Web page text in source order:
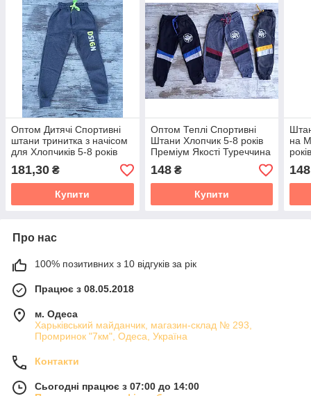
Оптом Дитячі Спортивні
штани тринитка з начісом
для Хлопчиків 5-8 років
Турция
181,30 ₴
Купити
Оптом Теплі Спортивні
Штани Хлопчик 5-8 років
Преміум Якості Туреччина
148₴
Купити
на
148
Про нас
100% позитивних з 10 відгуків за рік
Працює з 08.05.2018
м. Одеса
Харьківський майданчик, магазин-склад № 293,
Промринок "7км", Одеса, Україна
Контакти
Сьогодні працює з 07:00 до 14:00